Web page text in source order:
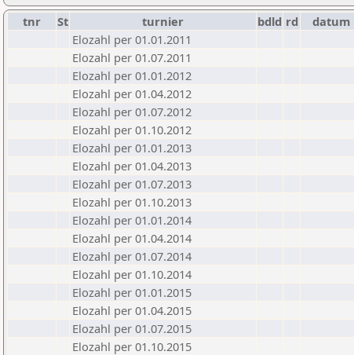
tnr
St turnier bdld rd datum
Elozahl per 01.01.2011
Elozahl per 01.07.2011
Elozahl per 01.01.2012
Elozahl per 01.04.2012
Elozahl per 01.07.2012
Elozahl per 01.10.2012
Elozahl per 01.01.2013
Elozahl per 01.04.2013
Elozahl per 01.07.2013
Elozahl per 01.10.2013
Elozahl per 01.01.2014
Elozahl per 01.04.2014
Elozahl per 01.07.2014
Elozahl per 01.10.2014
Elozahl per 01.01.2015
Elozahl per 01.04.2015
Elozahl per 01.07.2015
Elozahl per 01.10.2015